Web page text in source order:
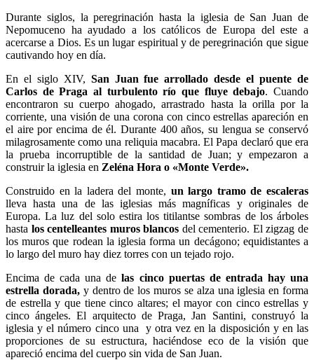
Durante siglos, la peregrinación hasta la iglesia de San Juan de
Nepomuceno ha ayudado a los católicos de Europa del este a
acercarse a Dios. Es un lugar espiritual y de peregrinación que sigue
cautivando hoy en día.
En el siglo XIV, San Juan fue arrollado desde el puente de
Carlos de Praga al turbulento río que fluye debajo. Cuando
encontraron su cuerpo ahogado, arrastrado hasta la orilla por la
corriente, una visión de una corona con cinco estrellas apareción en
el aire por encima de él. Durante 400 años, su lengua se conservó
milagrosamente como una reliquia macabra. El Papa declaró que era
la prueba incorruptible de la santidad de Juan; y empezaron a
construir la iglesia en Zeléna Hora o «Monte Verde».
Construido en la ladera del monte, un largo tramo de escaleras
lleva hasta una de las iglesias más magníficas y originales de
Europa. La luz del solo estira los titilantse sombras de los árboles
hasta los centelleantes muros blancos del cementerio. El zigzag de
los muros que rodean la iglesia forma un decágono; equidistantes a
lo largo del muro hay diez torres con un tejado rojo.
Encima de cada una de las cinco puertas de entrada hay una
estrella dorada, y dentro de los muros se alza una iglesia en forma
de estrella y que tiene cinco altares; el mayor con cinco estrellas y
cinco ángeles. El arquitecto de Praga, Jan Santini, construyó la
iglesia y el número cinco una y otra vez en la disposición y en las
proporciones de su estructura, haciéndose eco de la visión que
apareció encima del cuerpo sin vida de San Juan.